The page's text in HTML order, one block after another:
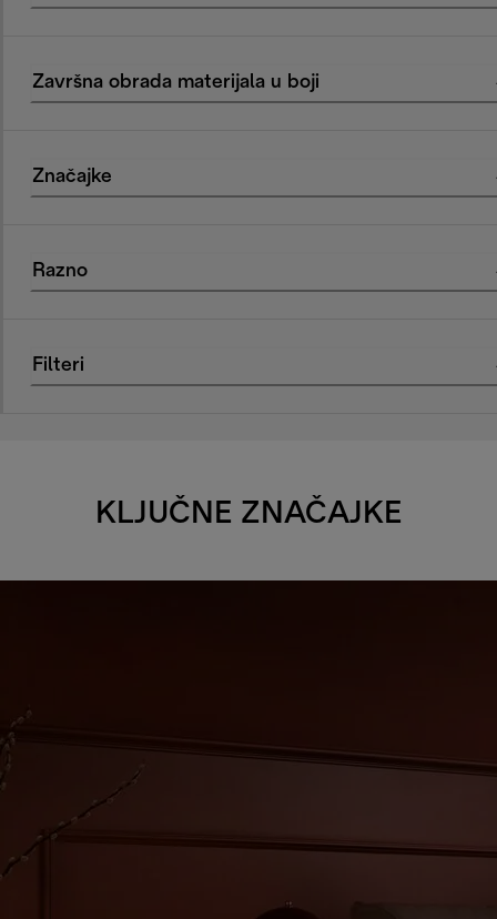
Završna obrada materijala u boji
Značajke
Razno
Filteri
KLJUČNE ZNAČAJKE